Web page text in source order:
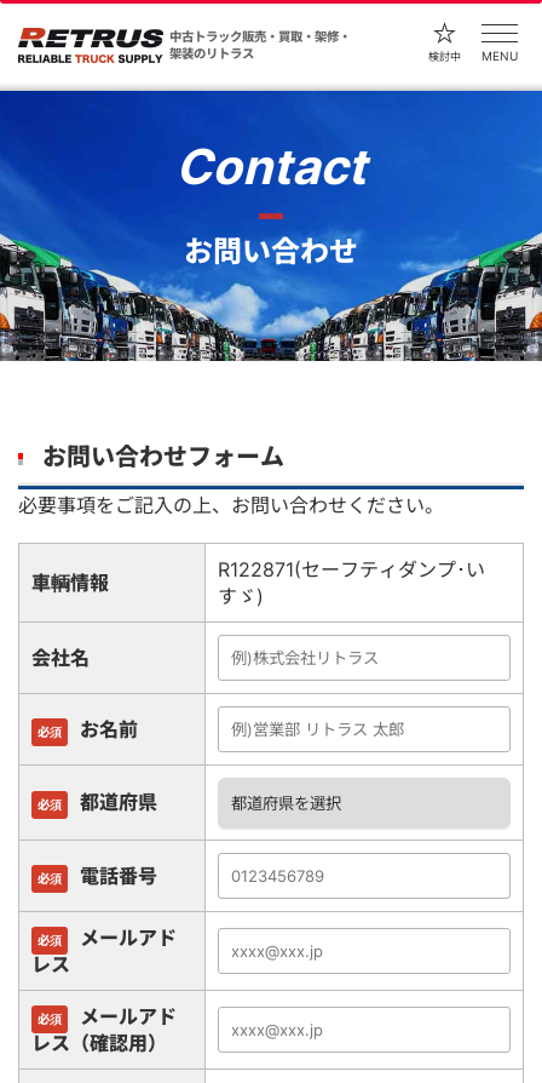
中古トラック販売・買取・架修・
架装のリトラス
検討中 MENU
Contact
お問い合わせ
お問い合わせフォーム
必要事項をご記入の上、お問い合わせください。
車輌情報
R122871(セーフティダンプ･い
すゞ)
会社名
必須 お名前
必須 都道府県
必須 電話番号
必須
メールアド
レス
必須
メールアド
レス（確認用）